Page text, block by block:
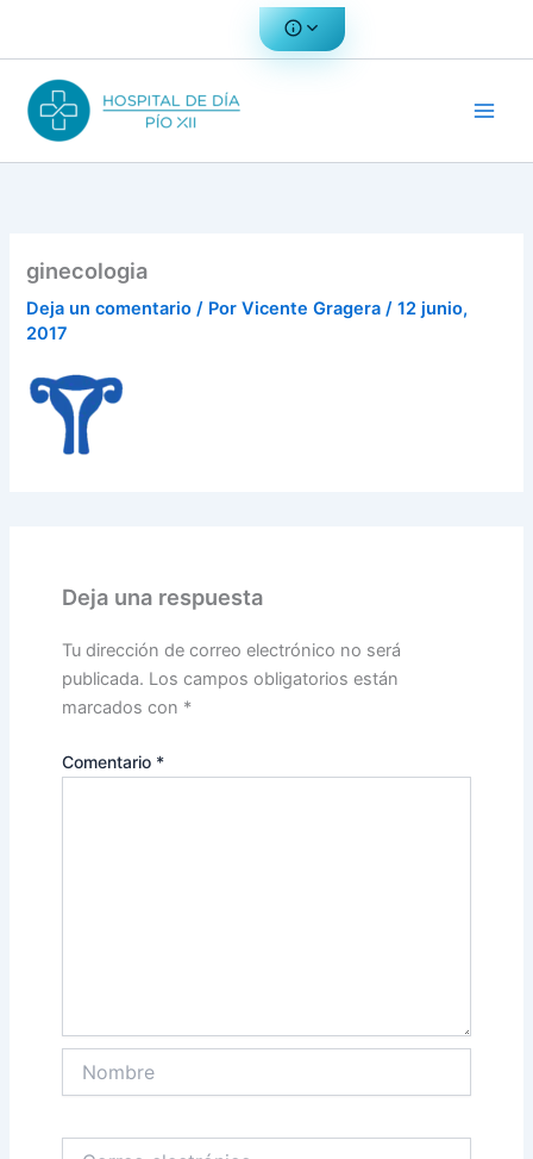
ginecologia
Deja un comentario / PorVicente Gragera/12 junio,
2017
Deja una respuesta
Tu dirección de correo electrónico no será
publicada. Los campos obligatorios están
marcados con *
Comentario *